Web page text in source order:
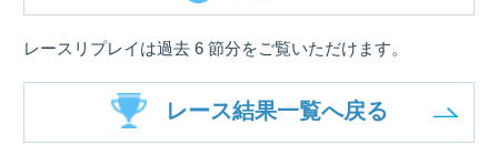
レースリプレイは過去 6 節分をご覧いただけます。
レース結果一覧へ戻る